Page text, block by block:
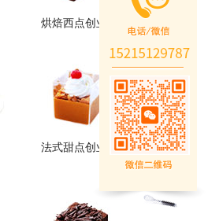
烘焙西点创业班
烘焙西点创业班
火爆的专业
法式甜点创业班